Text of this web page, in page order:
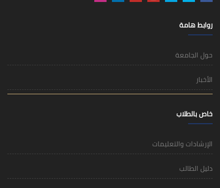
روابط هامة
حول الجامعة
الأخبار
خاص بالطلاب
الإرشادات والتعليمات
دليل الطالب